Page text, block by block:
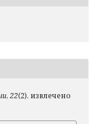
, 22(2). извлечено